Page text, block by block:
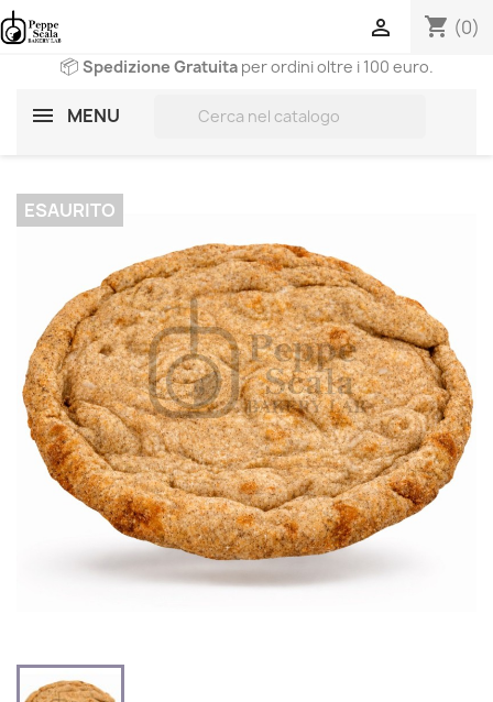
shopping_cart (0)

📦 Spedizione Gratuita per ordini oltre i 100 euro.
MENU
ESAURITO